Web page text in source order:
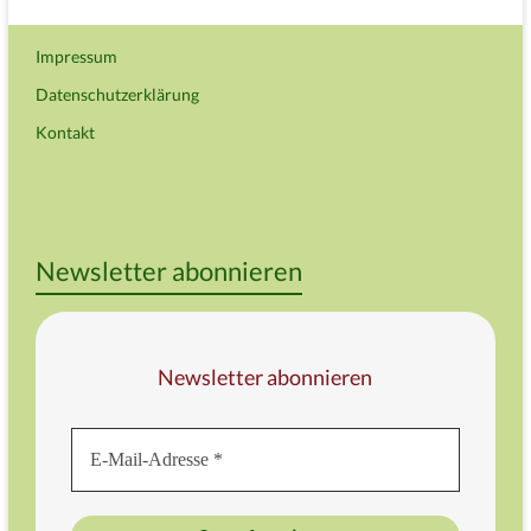
Impressum
Datenschutzerklärung
Kontakt
Newsletter abonnieren
Newsletter abonnieren